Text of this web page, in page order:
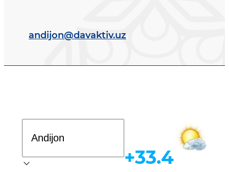
andijon@davaktiv.uz
Ob-havo
+33.4